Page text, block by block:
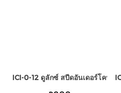
ICI-0-12 ดูลักซ์ สปีดอันเดอร์โคท